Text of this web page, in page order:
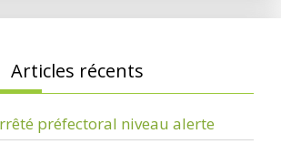
Articles récents
préfectoral niveau alerte